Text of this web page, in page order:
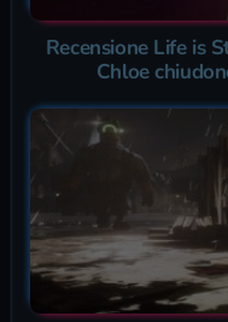
Recensione Life is
Chloe